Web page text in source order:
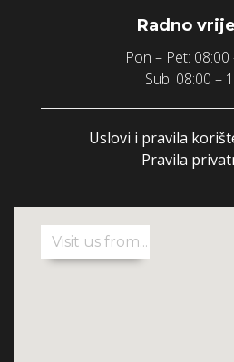
Radno
Pon – Pet: 08:00
Sub: 08:00 –
Uslovi i pravila
Pravila